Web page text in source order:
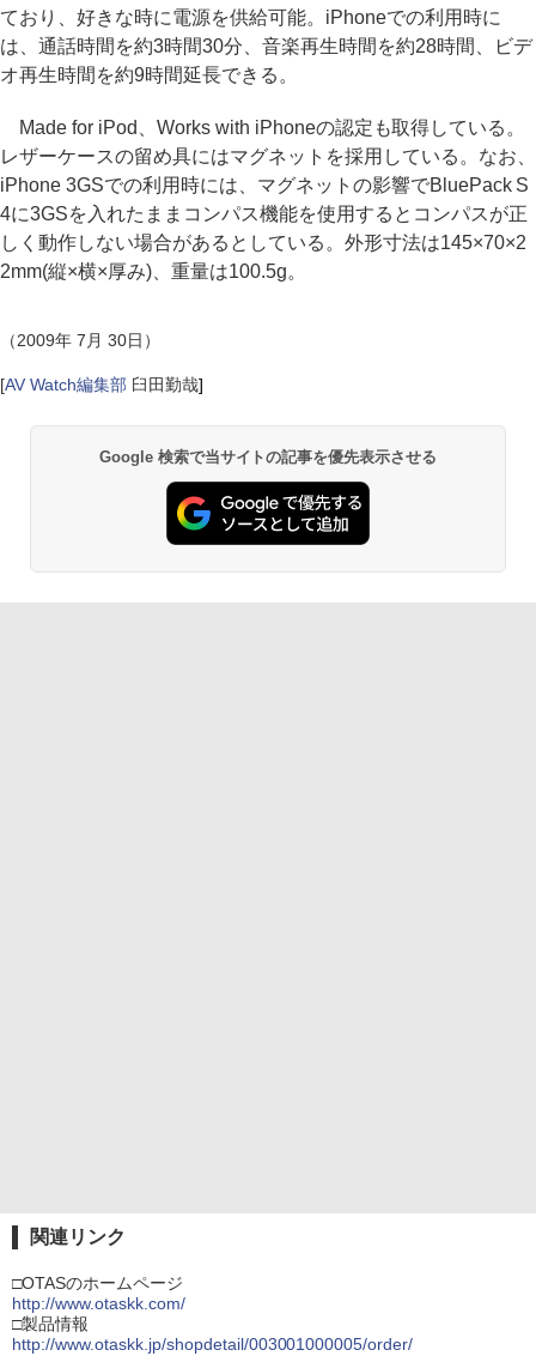
ており、好きな時に電源を供給可能。iPhoneでの利用時に
は、通話時間を約3時間30分、音楽再生時間を約28時間、ビデ
オ再生時間を約9時間延長できる。
Made for iPod、Works with iPhoneの認定も取得している。
レザーケースの留め具にはマグネットを採用している。なお、
iPhone 3GSでの利用時には、マグネットの影響でBluePack S
4に3GSを入れたままコンパス機能を使用するとコンパスが正
しく動作しない場合があるとしている。外形寸法は145×70×2
2mm(縦×横×厚み)、重量は100.5g。
（2009年 7月 30日）
[AV Watch編集部 臼田勤哉]
Google 検索で当サイトの記事を優先表示させる
関連リンク
□OTASのホームページ
http://www.otaskk.com/
□製品情報
http://www.otaskk.jp/shopdetail/003001000005/order/